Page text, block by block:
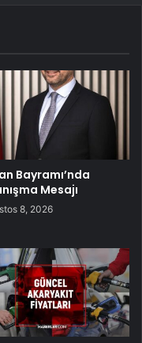
Bayramı’nda
Mesajı
8, 2026